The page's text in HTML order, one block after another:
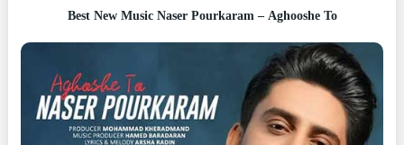
Best New Music Naser Pourkaram – Aghooshe To